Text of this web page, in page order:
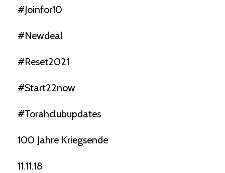
#joinfor10
#newdeal
#reset2021
#start22now
#torahclubupdates
100 Jahre Kriegsende
11.11.18